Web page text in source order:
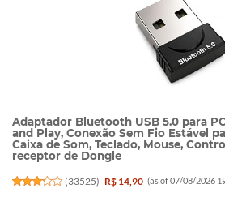
Adaptador Bluetooth USB 5.0 para
and Play, Conexão Sem Fio Estável
Caixa de Som, Teclado, Mouse,
receptor de Dongle
(33525) R$ 14,90 (as of 07/08/2026